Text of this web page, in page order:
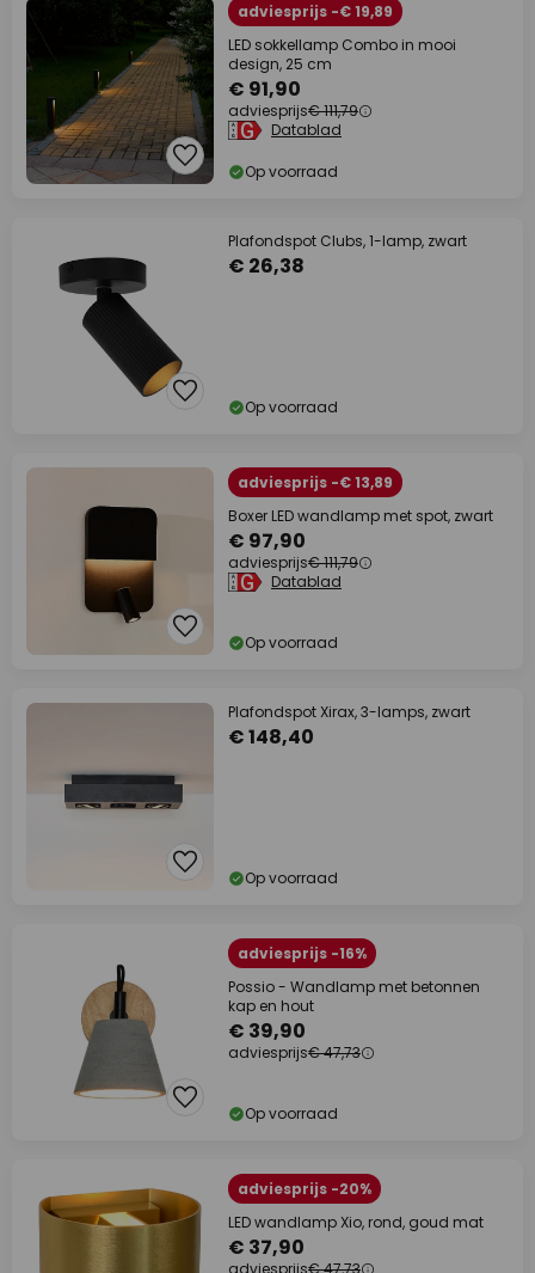
adviesprijs -€ 19,89
LED sokkellamp Combo in mooi
design, 25 cm
€ 91,90
adviesprijs€ 111,79
Datablad
Op voorraad
Plafondspot Clubs, 1-lamp, zwart
€ 26,38
Op voorraad
adviesprijs -€ 13,89
Boxer LED wandlamp met spot, zwart
€ 97,90
adviesprijs€ 111,79
Datablad
Op voorraad
Plafondspot Xirax, 3-lamps, zwart
€ 148,40
Op voorraad
adviesprijs -16%
Possio - Wandlamp met betonnen
kap en hout
€ 39,90
adviesprijs€ 47,73
Op voorraad
adviesprijs -20%
LED wandlamp Xio, rond, goud mat
€ 37,90
adviesprijs€ 47,73